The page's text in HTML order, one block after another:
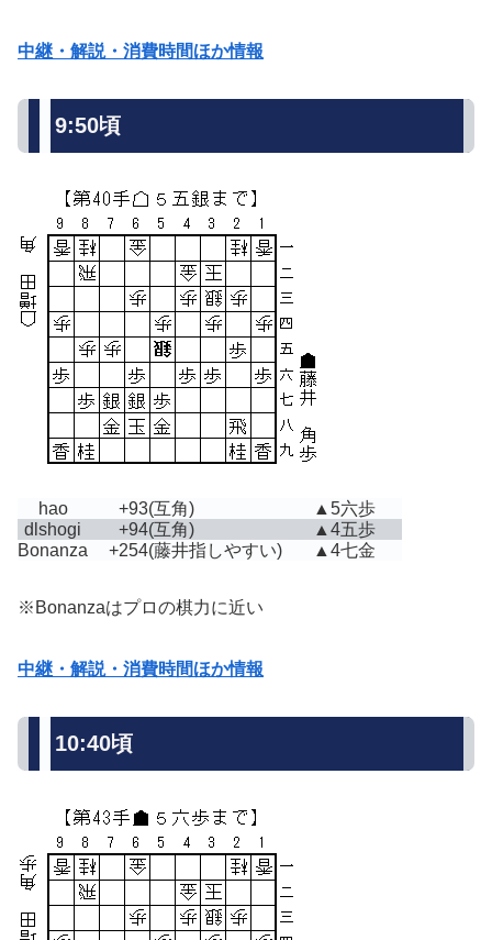
中継・解説・消費時間ほか情報
9:50頃
hao +93(互角)
▲5六歩
dlshogi
+94(互角)
▲4五歩
Bonanza
+254(藤井指しやすい) ▲4七金
※Bonanzaはプロの棋力に近い
中継・解説・消費時間ほか情報
10:40頃